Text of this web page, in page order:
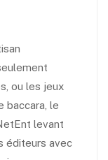
ou les jeux
baccara, le
levant
éditeurs avec